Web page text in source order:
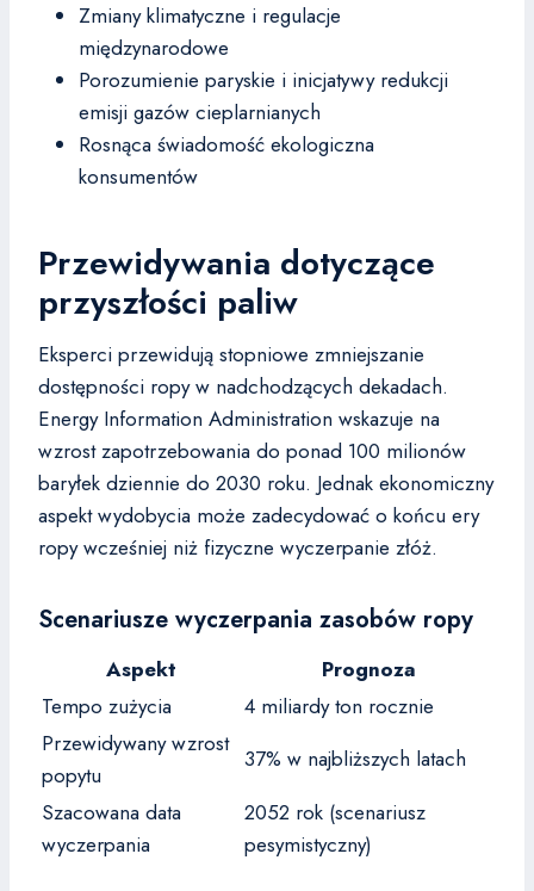
Zmiany klimatyczne i regulacje
międzynarodowe
Porozumienie paryskie i inicjatywy redukcji
emisji gazów cieplarnianych
Rosnąca świadomość ekologiczna
konsumentów
Przewidywania dotyczące
przyszłości paliw
Eksperci przewidują stopniowe zmniejszanie
dostępności ropy w nadchodzących dekadach.
Energy Information Administration wskazuje na
wzrost zapotrzebowania do ponad 100 milionów
baryłek dziennie do 2030 roku. Jednak ekonomiczny
aspekt wydobycia może zadecydować o końcu ery
ropy wcześniej niż fizyczne wyczerpanie złóż.
Scenariusze wyczerpania zasobów ropy
Aspekt
Prognoza
Tempo zużycia
4 miliardy ton rocznie
Przewidywany wzrost
popytu
37% w najbliższych latach
Szacowana data
wyczerpania
2052 rok (scenariusz
pesymistyczny)